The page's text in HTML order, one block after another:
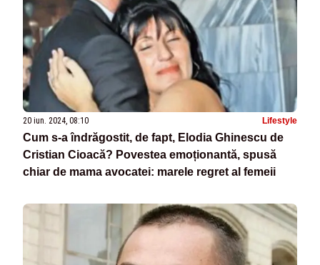
20 iun. 2024, 08:10 Lifestyle
Cum s-a îndrăgostit, de fapt, Elodia Ghinescu de
Cristian Cioacă? Povestea emoționantă, spusă
chiar de mama avocatei: marele regret al femeii